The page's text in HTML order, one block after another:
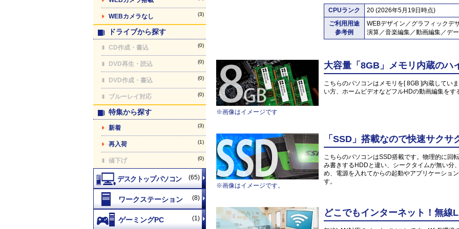
WEBカメラなし (3)
ドライブから探す
CD作成・書込 (0)
DVD再生・読込 (0)
DVD作成・書込 (0)
ブルーレイ対応 (0)
特集から探す
新着 (3)
再入荷 (1)
値下げ (0)
(65)
(8)
(1)
CPUランク
20 (2026年5月19日時点)
ご利用用途
参考例
WEBデザイン／グラフィックデ
演算／音楽編集／動画編集／デ
※画像はイメージです
大容量「8GB」メモリ内蔵のハ
こちらのパソコンはメモリを[ 8GB ]内蔵してい
い方、ホームビデオなどフルHDの動画編集をす
※画像はイメージです。
「SSD」搭載なので快速サクサ
こちらのパソコンはSSD搭載です。物理的に回
み書きするHDDと違い、シークタイムが無い分
め、電源を入れてからの起動やアプリケーショ
す。
どこでもインターネット！無線